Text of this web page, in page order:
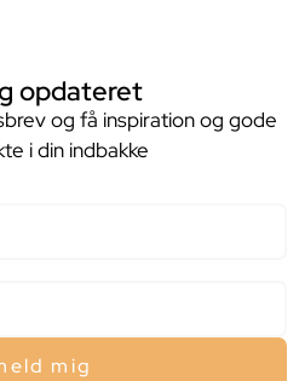
opdateret
og få inspiration og gode
i din indbakke
mig